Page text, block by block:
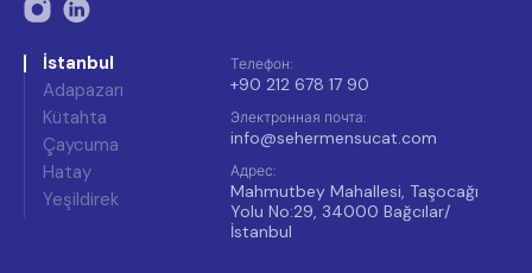
İstanbul
Adapazarı
Kütahta
Çaycuma
Hatay
Yeşildirek
Телефон:
+90 212 678 17 90
Электронная почта:
info@sehermensucat.com
Адрес:
Mahmutbey Mahallesi, Taşocağı
Yolu No:29, 34000 Bağcılar/
İstanbul